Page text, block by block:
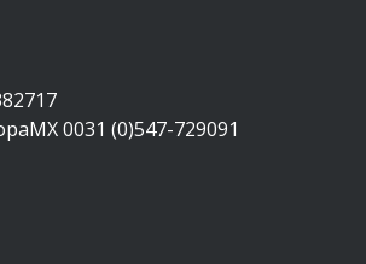
0031 (0)547-729091